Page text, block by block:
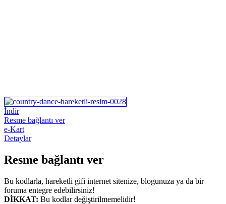
İndir
Resme bağlantı ver
e-Kart
Detaylar
Resme bağlantı ver
Bu kodlarla, hareketli gifi internet sitenize, blogunuza ya da bir
foruma entegre edebilirsiniz!
DİKKAT: Bu kodlar değiştirilmemelidir!